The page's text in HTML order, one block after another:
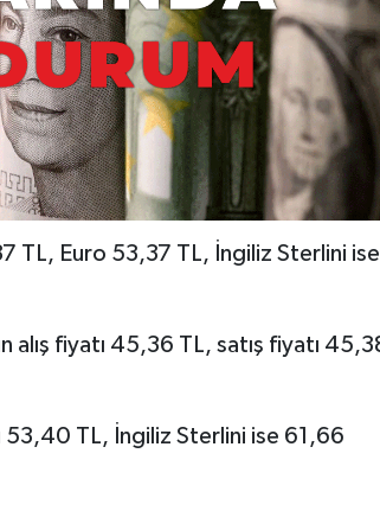
TL, Euro 53,37 TL, İngiliz Sterlini ise
alış fiyatı 45,36 TL, satış fiyatı
53,40 TL, İngiliz Sterlini ise 61,66